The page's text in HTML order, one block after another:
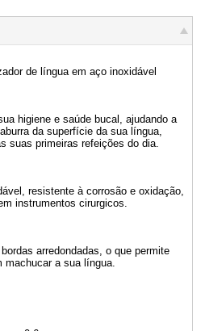
de língua em aço inoxidável
higiene e saúde bucal, ajudando a
da superfície da sua língua,
suas primeiras refeições do dia.
resistente à corrosão e oxidação,
instrumentos cirurgicos.
arredondadas, o que permite
a sua língua.